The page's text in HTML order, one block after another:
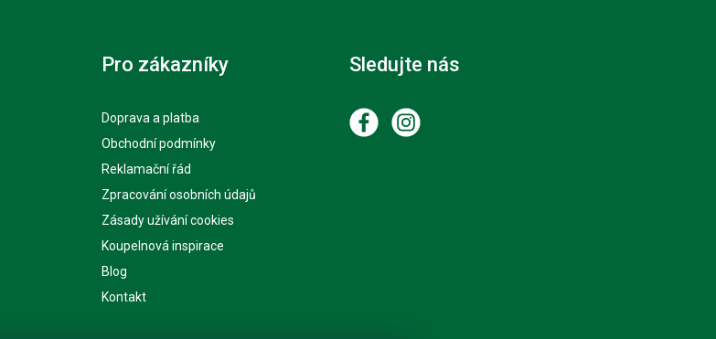
Pro zákazníky
Doprava a platba
Obchodní podmínky
Reklamační řád
Zpracování osobních údajů
Zásady užívání cookies
Koupelnová inspirace
Blog
Kontakt
Sledujte nás